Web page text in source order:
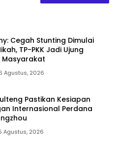
Cegah Stunting Dimulai
TP-PKK Jadi Ujung
Masyarakat
Agustus, 2026
Pastikan Kesiapan
Internasional Perdana
Agustus, 2026